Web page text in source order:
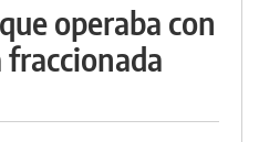
operaba con